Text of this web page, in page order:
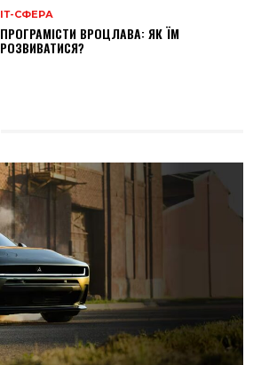
ІТ-СФЕРА
ПРОГРАМІСТИ ВРОЦЛАВА: ЯК ЇМ
РОЗВИВАТИСЯ?